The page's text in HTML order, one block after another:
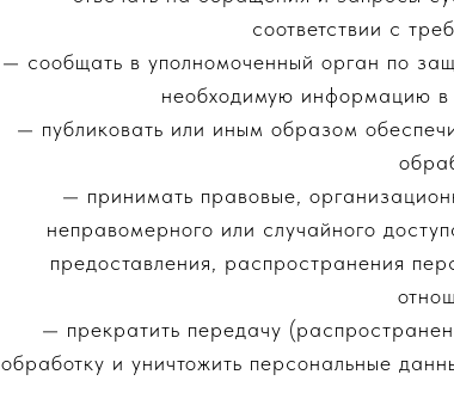
соответствии с
— сообщать в уполномоченный орган по
необходимую информацию в
— публиковать или иным образом
— принимать правовые,
неправомерного или случайного
предоставления, распространения
— прекратить передачу
обработку и уничтожить персональные